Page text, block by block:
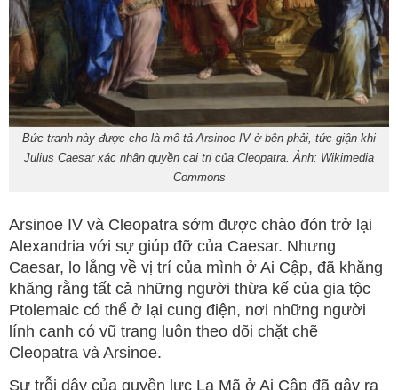
Bức tranh này được cho là mô tả Arsinoe IV ở bên phải, tức giận khi
Julius Caesar xác nhận quyền cai trị của Cleopatra. Ảnh: Wikimedia
Commons
Arsinoe IV và Cleopatra sớm được chào đón trở lại
Alexandria với sự giúp đỡ của Caesar. Nhưng
Caesar, lo lắng về vị trí của mình ở Ai Cập, đã khăng
khăng rằng tất cả những người thừa kế của gia tộc
Ptolemaic có thể ở lại cung điện, nơi những người
lính canh có vũ trang luôn theo dõi chặt chẽ
Cleopatra và Arsinoe.
Sự trỗi dậy của quyền lực La Mã ở Ai Cập đã gây ra